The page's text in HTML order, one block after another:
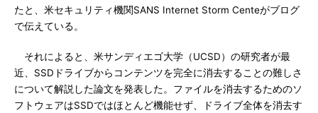
たと、米セキュリティ機関SANS Internet Storm Centeがブログ
で伝えている。
それによると、米サンディエゴ大学（UCSD）の研究者が最
近、SSDドライブからコンテンツを完全に消去することの難しさ
について解説した論文を発表した。ファイルを消去するためのソ
フトウェアはSSDではほとんど機能せず、ドライブ全体を消去す